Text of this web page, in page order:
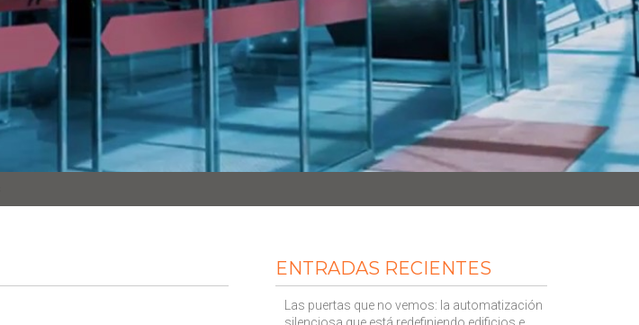
ENTRADAS RECIENTES
Las puertas que no vemos: la automatización